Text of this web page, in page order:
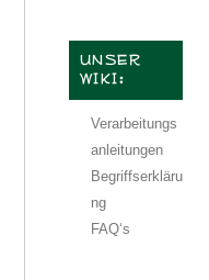
UNSER
WIKI:
Verarbeitungs
anleitungen
Begriffserkläru
ng
FAQ‘s